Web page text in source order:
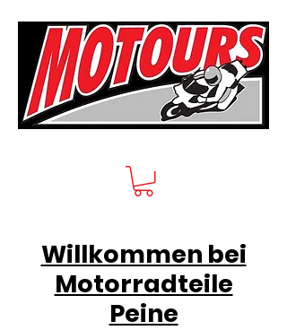
Willkommen bei
Motorradteile
Peine